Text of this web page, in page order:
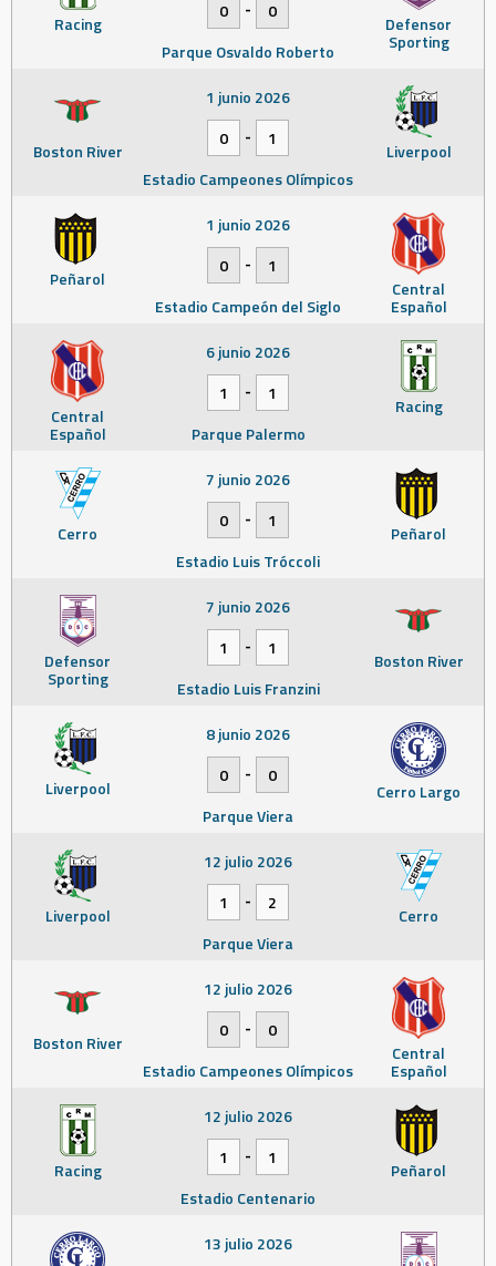
Racing Defensor
Sporting
0 -
0
Parque Osvaldo Roberto
Boston River Liverpool
1 junio 2026
0
-
1
Estadio Campeones Olímpicos
Peñarol Central
Español
1 junio 2026
0
-
1
Estadio Campeón del Siglo
Central
Español
Racing
6 junio 2026
1
-
1
Parque Palermo
Cerro Peñarol
7 junio 2026
0
-
1
Estadio Luis Tróccoli
Defensor
Sporting
Boston River
7 junio 2026
1
-
1
Estadio Luis Franzini
Liverpool Cerro Largo
8 junio 2026
0
-
0
Parque Viera
Liverpool Cerro
12 julio 2026
1
-
2
Parque Viera
Boston River Central
Español
12 julio 2026
0
-
0
Estadio Campeones Olímpicos
Racing Peñarol
12 julio 2026
1
-
1
Estadio Centenario
13 julio 2026